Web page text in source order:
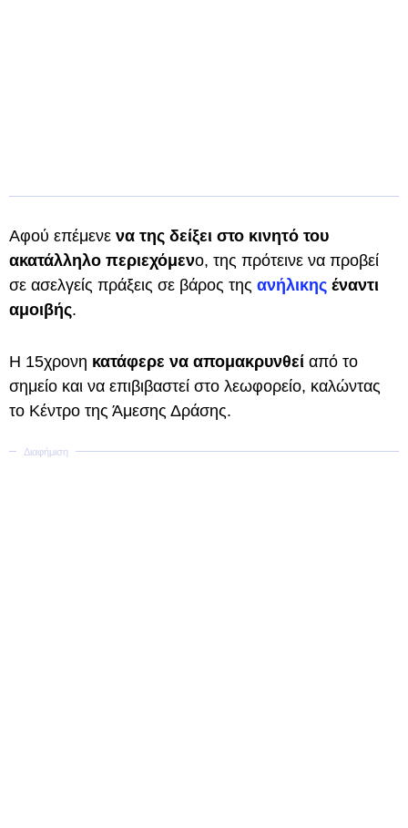
Αφού επέμενε να της δείξει στο κινητό του
ακατάλληλο περιεχόμενο, της πρότεινε να προβεί
σε ασελγείς πράξεις σε βάρος της ανήλικης έναντι
αμοιβής.
Η 15χρονη κατάφερε να απομακρυνθεί από το
σημείο και να επιβιβαστεί στο λεωφορείο, καλώντας
το Κέντρο της Άμεσης Δράσης.